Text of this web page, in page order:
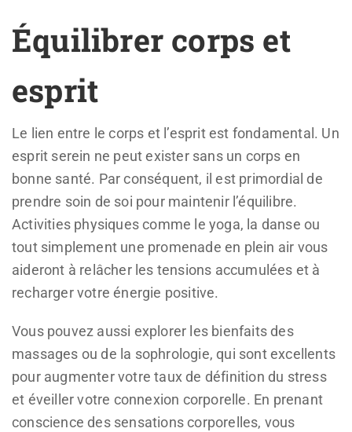
Équilibrer corps et
esprit
Le lien entre le corps et l’esprit est fondamental. Un
esprit serein ne peut exister sans un corps en
bonne santé. Par conséquent, il est primordial de
prendre soin de soi pour maintenir l’équilibre.
Activities physiques comme le yoga, la danse ou
tout simplement une promenade en plein air vous
aideront à relâcher les tensions accumulées et à
recharger votre énergie positive.
Vous pouvez aussi explorer les bienfaits des
massages ou de la sophrologie, qui sont excellents
pour augmenter votre taux de définition du stress
et éveiller votre connexion corporelle. En prenant
conscience des sensations corporelles, vous